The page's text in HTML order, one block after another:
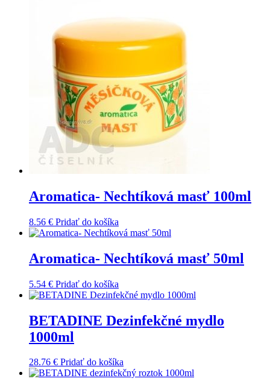
Aromatica- Nechtíková masť 100ml
8.56 € Pridať do košíka
Aromatica- Nechtíková masť 50ml
5.54 € Pridať do košíka
BETADINE Dezinfekčné mydlo
1000ml
28.76 € Pridať do košíka